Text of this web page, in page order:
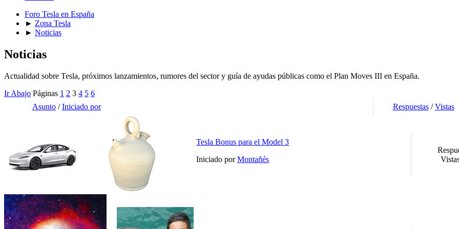
Foro Tesla en España
► Zona Tesla
► Noticias
Noticias
Actualidad sobre Tesla, próximos lanzamientos, rumores del sector y guía de ayudas públicas como el Plan Moves III en España.
Ir Abajo Páginas 1 2 3 4 5 6
Asunto /Iniciado por Respuestas/Vistas
Tesla Bonus para el Model 3
Iniciado porMontañés